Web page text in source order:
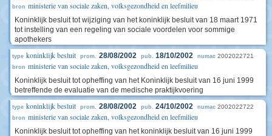
bron ministerie van sociale zaken, volksgezondheid en leefmilieu
Koninklijk besluit tot wijziging van het koninklijk besluit van 18 maart 1971
tot instelling van een regeling van sociale voordelen voor sommige
apothekers
type koninklijk besluit prom. 28/08/2002 pub. 18/10/2002 numac 2002022721
bron ministerie van sociale zaken, volksgezondheid en leefmilieu
Koninklijk besluit tot opheffing van het Koninklijk besluit van 16 juni 1999
betreffende de evaluatie van de medische praktijkvoering
type koninklijk besluit prom. 28/08/2002 pub. 24/10/2002 numac 2002022722
bron ministerie van sociale zaken, volksgezondheid en leefmilieu
Koninklijk besluit tot opheffing van het koninklijk besluit van 16 juni 1999